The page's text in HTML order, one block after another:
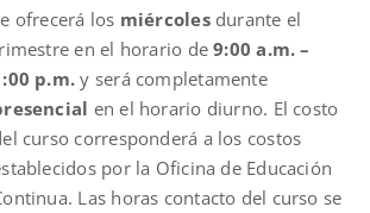
ofrecerá los miércolesdurante el
en el horario de9:00 a.m. –
p.m. y será completamente
en el horario diurno. El costo
curso corresponderá a los costos
por la Oficina de Educación
Las horas contacto del curso se